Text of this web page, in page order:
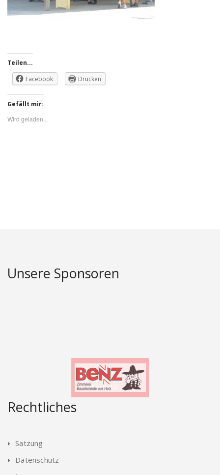
Teilen...
Facebook
Drucken
Gefällt mir:
Wird geladen...
Unsere Sponsoren
Rechtliches
Satzung
Datenschutz